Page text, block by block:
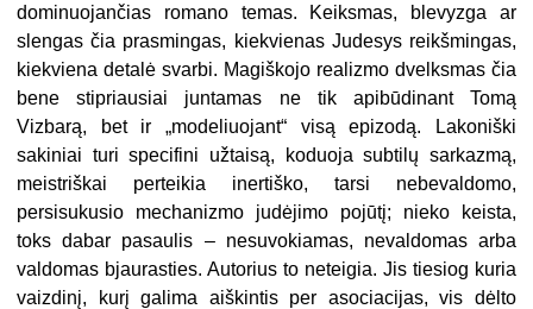
dominuojančias romano temas. Keiksmas, blevyzga ar
slen­gas čia prasmingas, kiekvienas Jude­sys reikšmingas,
kiekviena detalė svarbi. Magiškojo realizmo dvelks­mas čia
bene stipriausiai juntamas ne tik apibūdinant Tomą
Vizbarą, bet ir „modeliuojant“ visą epizodą. Lakoniški
sakiniai turi specifini už­taisą, koduoja subtilų sarkazmą,
meistriškai perteikia inertiško, tar­si nebevaldomo,
persisukusio me­chanizmo judėjimo pojūtį; nieko keista,
toks dabar pasaulis – nesu­vokiamas, nevaldomas arba
valdo­mas bjaurasties. Autorius to netei­gia. Jis tiesiog kuria
vaizdinį, kurį galima aiškintis per asociacijas, vis dėlto